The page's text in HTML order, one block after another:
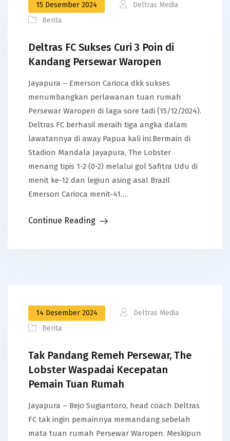
15 Desember 2024
Deltras Media
Berita
Deltras FC Sukses Curi 3 Poin di
Kandang Persewar Waropen
Jayapura – Emerson Carioca dkk sukses
menumbangkan perlawanan tuan rumah
Persewar Waropen di laga sore tadi (15/12/2024).
Deltras FC berhasil meraih tiga angka dalam
lawatannya di away Papua kali ini.Bermain di
Stadion Mandala Jayapura, The Lobster
menang tipis 1-2 (0-2) melalui gol Safitra Udu di
menit ke-12 dan legiun asing asal Brazil
Emerson Carioca menit-41….
Continue Reading
14 Desember 2024
Deltras Media
Berita
Tak Pandang Remeh Persewar, The
Lobster Waspadai Kecepatan
Pemain Tuan Rumah
Jayapura – Bejo Sugiantoro, head coach Deltras
FC tak ingin pemainnya memandang sebelah
mata tuan rumah Persewar Waropen. Meskipun